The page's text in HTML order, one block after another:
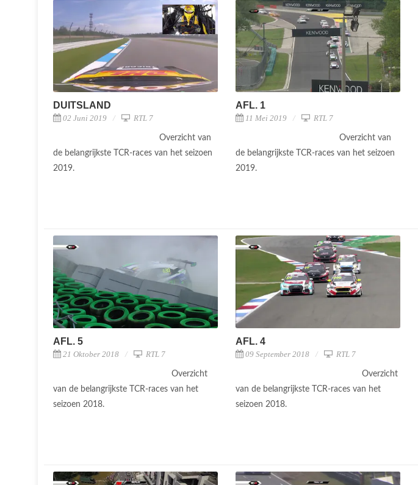
DUITSLAND
02 Juni 2019 RTL 7
Overzicht van
de belangrijkste TCR-races van het seizoen
2019.
AFL. 1
11 Mei 2019 RTL 7
Overzicht van
de belangrijkste TCR-races van het seizoen
2019.
AFL. 5
21 Oktober 2018 RTL 7
Overzicht
van de belangrijkste TCR-races van het
seizoen 2018.
AFL. 4
09 September 2018 RTL 7
Overzicht
van de belangrijkste TCR-races van het
seizoen 2018.